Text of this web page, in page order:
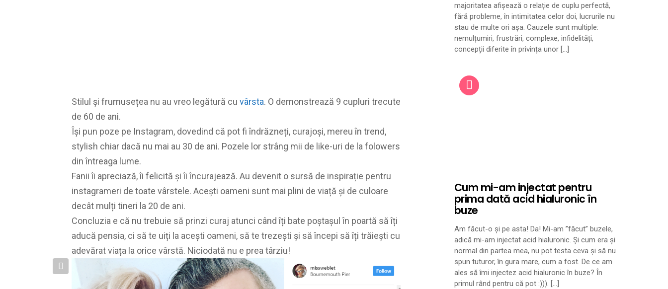
Stilul și frumusețea nu au vreo legătură cu vârsta. O demonstrează 9 cupluri trecute
de 60 de ani.
Își pun poze pe Instagram, dovedind că pot fi îndrăzneți, curajoși, mereu în trend,
stylish chiar dacă nu mai au 30 de ani. Pozele lor strâng mii de like-uri de la folowers
din întreaga lume.
Fanii îi apreciază, îi felicită și îi încurajează. Au devenit o sursă de inspirație pentru
instagrameri de toate vârstele. Acești oameni sunt mai plini de viață și de culoare
decât mulți tineri la 20 de ani.
Concluzia e că nu trebuie să prinzi curaj atunci când îți bate poștașul în poartă să îți
aducă pensia, ci să te uiți la acești oameni, să te trezești și să începi să îți trăiești cu
adevărat viața la orice vârstă. Niciodată nu e prea târziu!
majoritatea afișează o relație de cuplu perfectă,
fără probleme, în intimitatea celor doi, lucrurile nu
stau de multe ori așa. Cauzele sunt multiple:
nemulțumiri, frustrări, complexe, infidelități,
concepții diferite în privința unor […]
Cum mi-am injectat pentru
prima dată acid hialuronic în
buze
Am făcut-o și pe asta! Da! Mi-am ”făcut” buzele,
adică mi-am injectat acid hialuronic. Și cum era și
normal din partea mea, nu pot testa ceva și să nu
spun tuturor, în gura mare, cum a fost. De ce am
ales să îmi injectez acid hialuronic în buze? În
primul rând pentru că pot :))). […]